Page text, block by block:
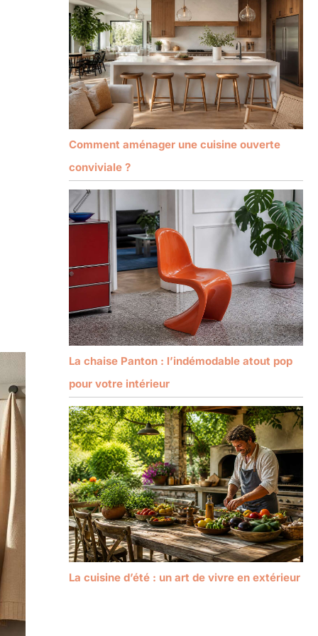
Comment aménager une cuisine ouverte
conviviale ?
La chaise Panton : l’indémodable atout pop
pour votre intérieur
La cuisine d’été : un art de vivre en extérieur